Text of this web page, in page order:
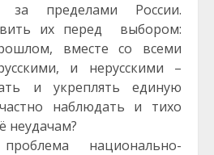
за пределами России.
их перед выбором:
вместе со всеми
и нерусскими –
и укреплять единую
наблюдать и тихо
неудачам?
национально-